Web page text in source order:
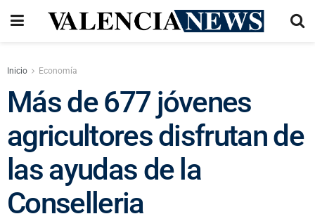
Inicio Economía
Más de 677 jóvenes
agricultores disfrutan de
las ayudas de la
Conselleria